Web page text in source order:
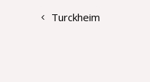
Turckheim